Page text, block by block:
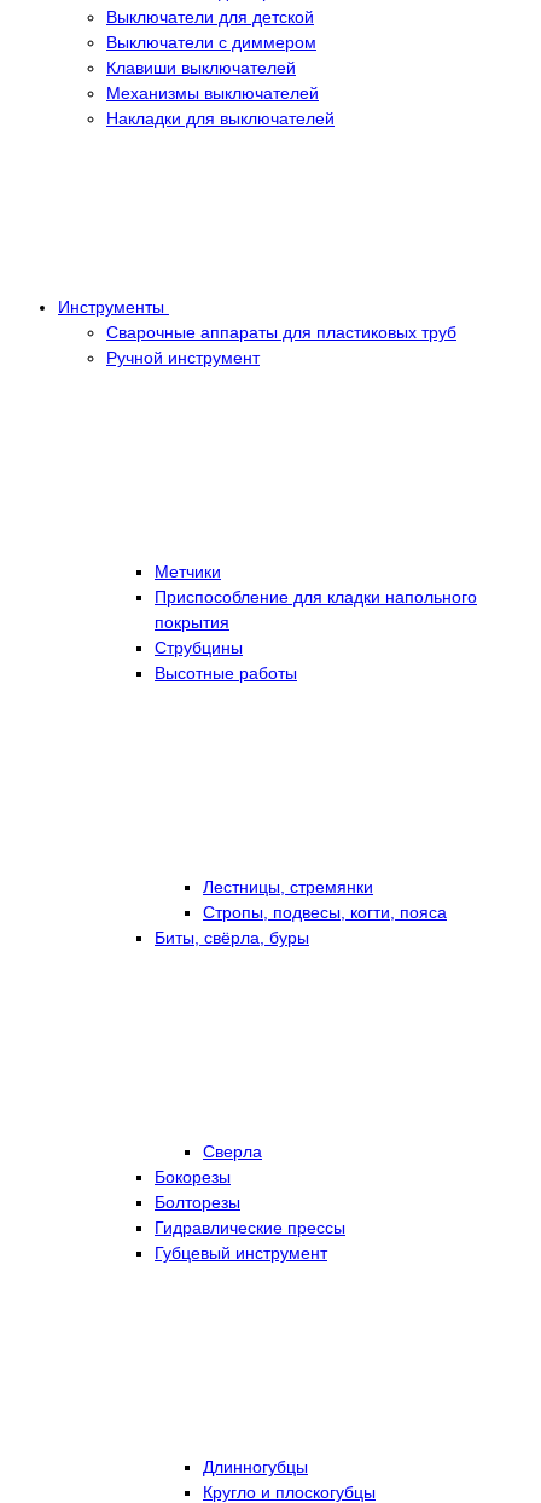
Выключатели для детской
Выключатели с диммером
Клавиши выключателей
Механизмы выключателей
Накладки для выключателей
Инструменты
Сварочные аппараты для пластиковых труб
Ручной инструмент
Метчики
Приспособление для кладки напольного
покрытия
Струбцины
Высотные работы
Лестницы, стремянки
Стропы, подвесы, когти, пояса
Биты, свёрла, буры
Сверла
Бокорезы
Болторезы
Гидравлические прессы
Губцевый инструмент
Длинногубцы
Кругло и плоскогубцы